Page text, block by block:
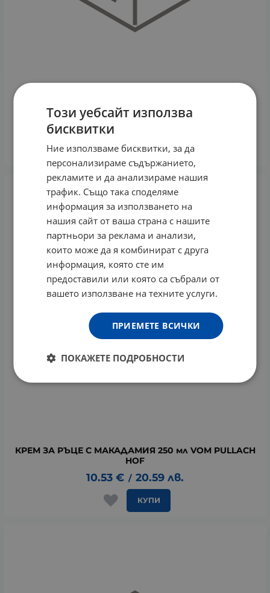
КРЕМ С КОЕНЗИМ Q10 250 мл VOM PULLACH HOF
8.74
КУПИ
КРЕМ ЗА РЪЦЕ С МАКАДАМИЯ 250 мл VOM PULLACH
HOF
10.53 € / 20.59 лв.
КУПИ
Този уебсайт използва
бисквитки
Ние използваме бисквитки, за да
персонализираме съдържанието,
рекламите и да анализираме нашия
трафик. Също така споделяме
информация за използването на
нашия сайт от ваша страна с нашите
партньори за реклама и анализи,
които може да я комбинират с друга
информация, която сте им
предоставили или която са събрали от
вашето използване на техните услуги.
ПРИЕМЕТЕ ВСИЧКИ
ПОКАЖЕТЕ ПОДРОБНОСТИ